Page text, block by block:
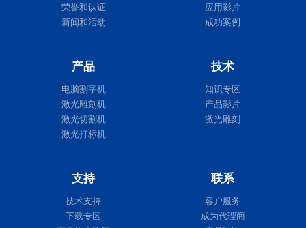
荣誉和认证
新闻和活动
应用影片
成功案例
产品
电脑割字机
激光雕刻机
激光切割机
激光打标机
技术
知识专区
产品影片
激光雕刻
支持
技术支持
下载专区
联系
客户服务
成为代理商